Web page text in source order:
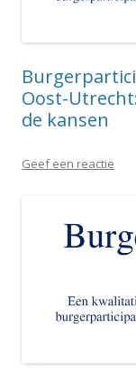
Oost-
de kansen
Geef een reactie